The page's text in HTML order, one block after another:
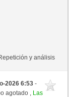
y análisis
2026 6:53-
agotado , Las